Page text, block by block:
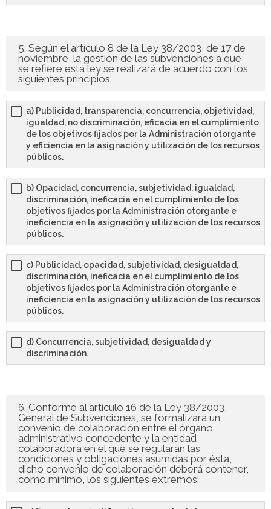
5. Según el artículo 8 de la Ley 38/2003, de 17 de
noviembre, la gestión de las subvenciones a que
se refiere esta ley se realizará de acuerdo con los
siguientes principios:
a) Publicidad, transparencia, concurrencia, objetividad,
igualdad, no discriminación, eficacia en el cumplimiento
de los objetivos fijados por la Administración otorgante
y eficiencia en la asignación y utilización de los recursos
públicos.
b) Opacidad, concurrencia, subjetividad, igualdad,
discriminación, ineficacia en el cumplimiento de los
objetivos fijados por la Administración otorgante e
ineficiencia en la asignación y utilización de los recursos
públicos.
c) Publicidad, opacidad, subjetividad, desigualdad,
discriminación, ineficacia en el cumplimiento de los
objetivos fijados por la Administración otorgante e
ineficiencia en la asignación y utilización de los recursos
públicos.
d) Concurrencia, subjetividad, desigualdad y
discriminación.
6. Conforme al artículo 16 de la Ley 38/2003,
General de Subvenciones, se formalizará un
convenio de colaboración entre el órgano
administrativo concedente y la entidad
colaboradora en el que se regularán las
condiciones y obligaciones asumidas por ésta,
dicho convenio de colaboración deberá contener,
como mínimo, los siguientes extremos: